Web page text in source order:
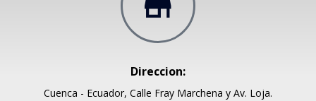
Direccion:
Cuenca - Ecuador, Calle Fray Marchena y Av. Loja.